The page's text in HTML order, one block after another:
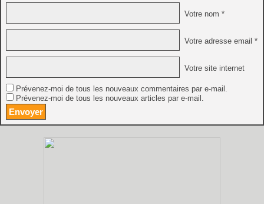
Votre nom *
Votre adresse email *
Votre site internet
Prévenez-moi de tous les nouveaux commentaires par e-mail.
Prévenez-moi de tous les nouveaux articles par e-mail.